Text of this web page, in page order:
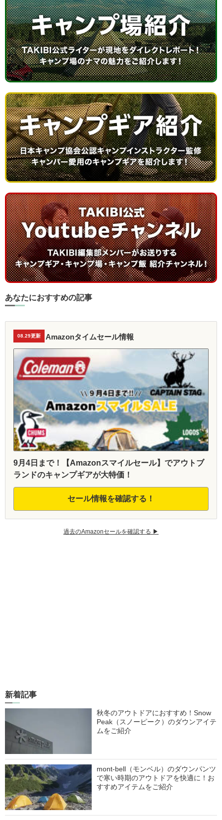
あなたにおすすめの記事
08.29更新 Amazonタイムセール情報
9月4日まで！【Amazonスマイルセール】でアウトブ
ランドのキャンプギアが大特価！
セール情報を確認する！
過去のAmazonセールを確認する ▶︎
新着記事
秋冬のアウトドアにおすすめ！Snow
Peak（スノーピーク）のダウンアイテ
ムをご紹介
mont-bell（モンベル）のダウンパンツ
で寒い時期のアウトドアを快適に！お
すすめアイテムをご紹介